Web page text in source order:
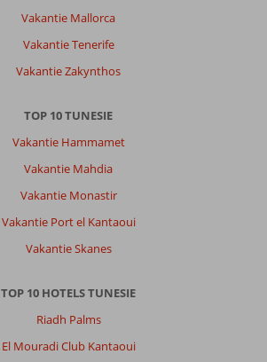
Vakantie Mallorca
Vakantie Tenerife
Vakantie Zakynthos
TOP 10 TUNESIE
Vakantie Hammamet
Vakantie Mahdia
Vakantie Monastir
Vakantie Port el Kantaoui
Vakantie Skanes
TOP 10 HOTELS TUNESIE
Riadh Palms
El Mouradi Club Kantaoui